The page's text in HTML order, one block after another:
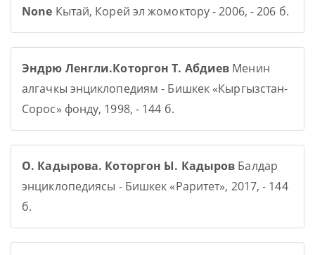
None Кытай, Корей эл жомоктору - 2006, - 206 б.
Эндрю Ленгли.Которгон Т. Абдиев Менин
алгачкы энциклопедиям - Бишкек «Кыргызстан-
Сорос» фонду, 1998, - 144 б.
О. Кадырова. Которгон Ы. Кадыров Балдар
энциклопедиясы - Бишкек «Раритет», 2017, - 144
б.